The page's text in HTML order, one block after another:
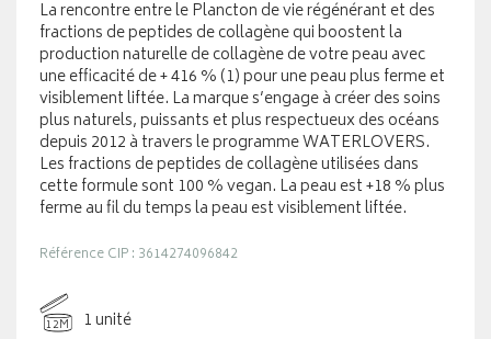
La rencontre entre le Plancton de vie régénérant et des
fractions de peptides de collagène qui boostent la
production naturelle de collagène de votre peau avec
une efficacité de + 416 % (1) pour une peau plus ferme et
visiblement liftée. La marque s’engage à créer des soins
plus naturels, puissants et plus respectueux des océans
depuis 2012 à travers le programme WATERLOVERS.
Les fractions de peptides de collagène utilisées dans
cette formule sont 100 % vegan. La peau est +18 % plus
ferme au fil du temps la peau est visiblement liftée.
Référence CIP : 3614274096842
12M
1 unité